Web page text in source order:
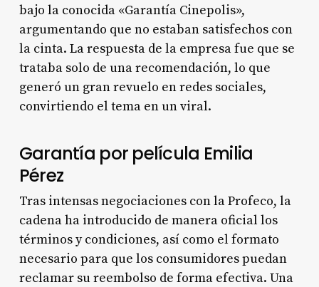
bajo la conocida «Garantía Cinepolis»,
argumentando que no estaban satisfechos con
la cinta. La respuesta de la empresa fue que se
trataba solo de una recomendación, lo que
generó un gran revuelo en redes sociales,
convirtiendo el tema en un viral.
Garantía por película Emilia
Pérez
Tras intensas negociaciones con la Profeco, la
cadena ha introducido de manera oficial los
términos y condiciones, así como el formato
necesario para que los consumidores puedan
reclamar su reembolso de forma efectiva. Una